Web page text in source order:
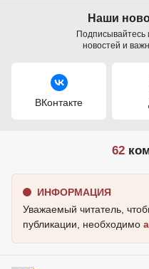
Наши
Подписывайтесь
новостей и
ВКонтакте
62
ИНФОРМАЦИЯ
Уважаемый читатель,
публикации, необходимо